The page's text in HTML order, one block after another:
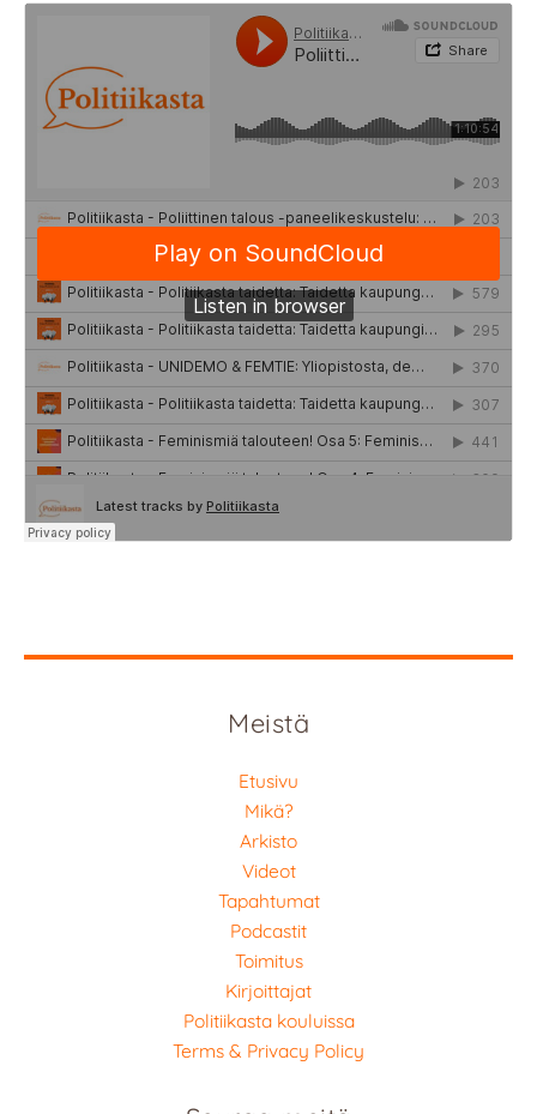
Meistä
Etusivu
Mikä?
Arkisto
Videot
Tapahtumat
Podcastit
Toimitus
Kirjoittajat
Politiikasta kouluissa
Terms & Privacy Policy